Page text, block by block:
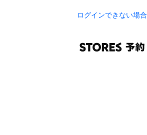
ログインできない場合